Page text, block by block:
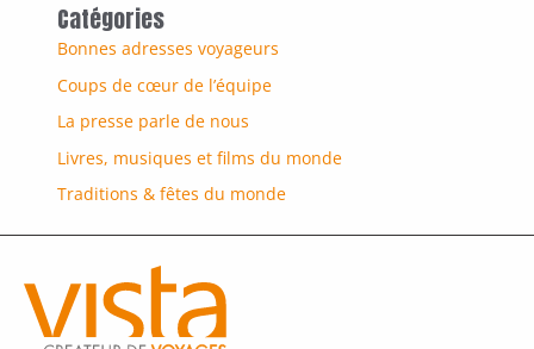
Catégories
Bonnes adresses voyageurs
Coups de cœur de l’équipe
La presse parle de nous
Livres, musiques et films du monde
Traditions & fêtes du monde